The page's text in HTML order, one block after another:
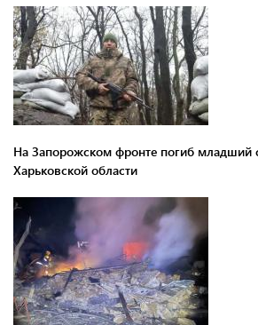
На Запорожском фронте погиб младший
Харьковской области